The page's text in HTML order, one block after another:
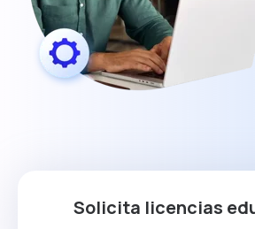
Solicita licencias